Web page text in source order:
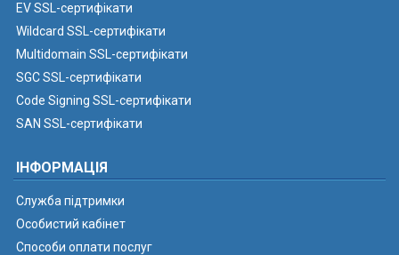
EV SSL-сертифікати
Wildcard SSL-сертифікати
Multidomain SSL-сертифікати
SGC SSL-сертифікати
Code Signing SSL-сертифікати
SAN SSL-сертифікати
ІНФОРМАЦІЯ
Служба підтримки
Особистий кабінет
Способи оплати послуг